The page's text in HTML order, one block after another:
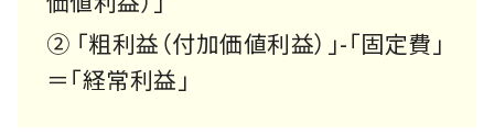
② 「粗利益（付加価値利益）」-「固定費」
＝「経常利益」